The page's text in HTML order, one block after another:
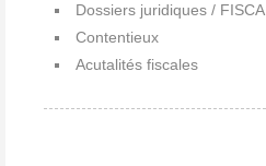
Dossiers juridiques / FISCA
Contentieux
Acutalités fiscales